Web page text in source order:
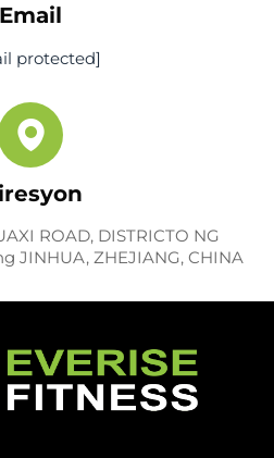
Email
protected]
ROAD, DISTRICTO NG
JINHUA, ZHEJIANG, CHINA